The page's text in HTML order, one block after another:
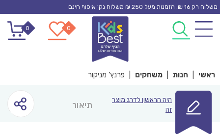
Skip
content
משלוח רק 16 ₪. הזמנות מעל 250 ₪ משלוח נק’ איסוף חינם
0
0
ראשי חנות משחקים פרנץ’ מניקור
היה הראשון לדרג מוצר
זה
תיאור